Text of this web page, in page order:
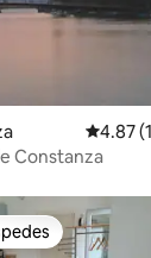
4.87
Constanza